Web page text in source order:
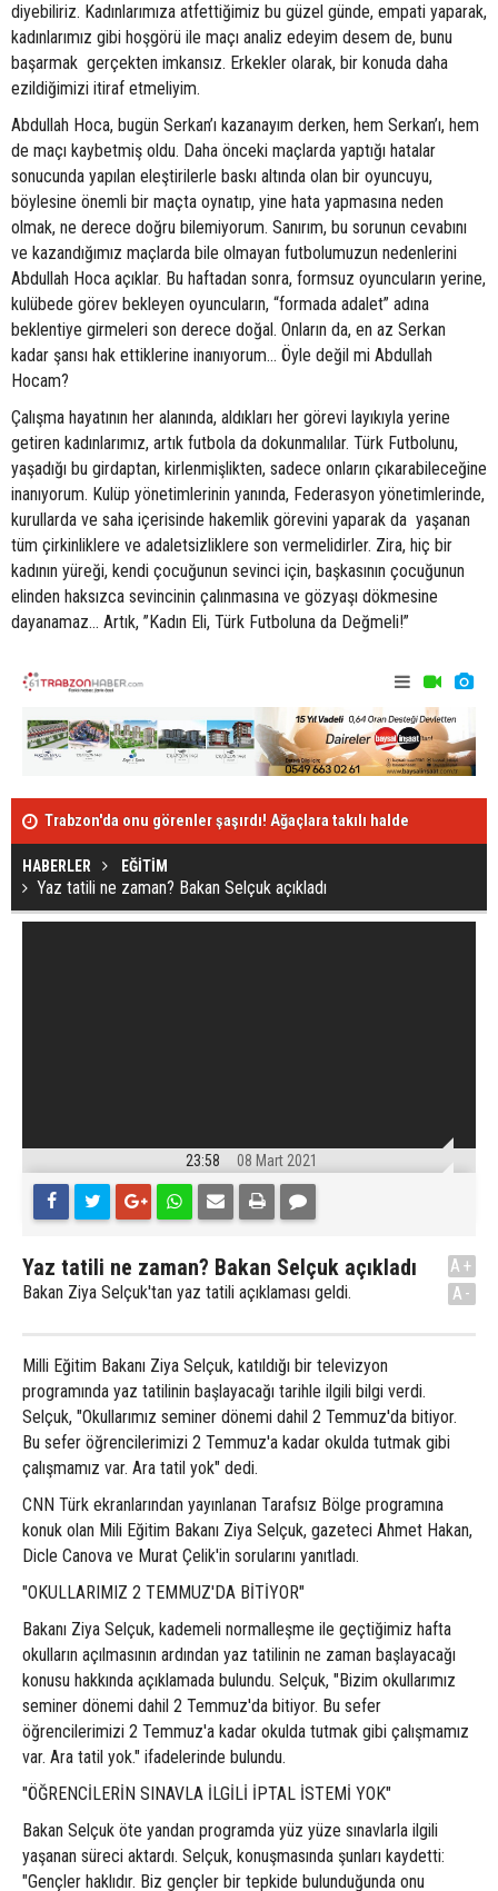
diyebiliriz. Kadınlarımıza atfettiğimiz bu güzel günde, empati yaparak,
kadınlarımız gibi hoşgörü ile maçı analiz edeyim desem de, bunu
başarmak gerçekten imkansız. Erkekler olarak, bir konuda daha
ezildiğimizi itiraf etmeliyim.
Abdullah Hoca, bugün Serkan’ı kazanayım derken, hem Serkan’ı, hem
de maçı kaybetmiş oldu. Daha önceki maçlarda yaptığı hatalar
sonucunda yapılan eleştirilerle baskı altında olan bir oyuncuyu,
böylesine önemli bir maçta oynatıp, yine hata yapmasına neden
olmak, ne derece doğru bilemiyorum. Sanırım, bu sorunun cevabını
ve kazandığımız maçlarda bile olmayan futbolumuzun nedenlerini
Abdullah Hoca açıklar. Bu haftadan sonra, formsuz oyuncuların yerine,
kulübede görev bekleyen oyuncuların, “formada adalet” adına
beklentiye girmeleri son derece doğal. Onların da, en az Serkan
kadar şansı hak ettiklerine inanıyorum… Öyle değil mi Abdullah
Hocam?
Çalışma hayatının her alanında, aldıkları her görevi layıkıyla yerine
getiren kadınlarımız, artık futbola da dokunmalılar. Türk Futbolunu,
yaşadığı bu girdaptan, kirlenmişlikten, sadece onların çıkarabileceğine
inanıyorum. Kulüp yönetimlerinin yanında, Federasyon yönetimlerinde,
kurullarda ve saha içerisinde hakemlik görevini yaparak da yaşanan
tüm çirkinliklere ve adaletsizliklere son vermelidirler. Zira, hiç bir
kadının yüreği, kendi çocuğunun sevinci için, başkasının çocuğunun
elinden haksızca sevincinin çalınmasına ve gözyaşı dökmesine
dayanamaz… Artık, ”Kadın Eli, Türk Futboluna da Değmeli!”
Trabzon'da onu görenler şaşırdı! Ağaçlara takılı halde
ölü bulundu
HABERLER EĞİTİM
Yaz tatili ne zaman? Bakan Selçuk açıkladı
23:58 08 Mart 2021
Yaz tatili ne zaman? Bakan Selçuk açıkladı
Bakan Ziya Selçuk'tan yaz tatili açıklaması geldi.
A+
A-
Milli Eğitim Bakanı Ziya Selçuk, katıldığı bir televizyon
programında yaz tatilinin başlayacağı tarihle ilgili bilgi verdi.
Selçuk, "Okullarımız seminer dönemi dahil 2 Temmuz'da bitiyor.
Bu sefer öğrencilerimizi 2 Temmuz'a kadar okulda tutmak gibi
çalışmamız var. Ara tatil yok" dedi.
CNN Türk ekranlarından yayınlanan Tarafsız Bölge programına
konuk olan Mili Eğitim Bakanı Ziya Selçuk, gazeteci Ahmet Hakan,
Dicle Canova ve Murat Çelik'in sorularını yanıtladı.
"OKULLARIMIZ 2 TEMMUZ'DA BİTİYOR"
Bakanı Ziya Selçuk, kademeli normalleşme ile geçtiğimiz hafta
okulların açılmasının ardından yaz tatilinin ne zaman başlayacağı
konusu hakkında açıklamada bulundu. Selçuk, "Bizim okullarımız
seminer dönemi dahil 2 Temmuz'da bitiyor. Bu sefer
öğrencilerimizi 2 Temmuz'a kadar okulda tutmak gibi çalışmamız
var. Ara tatil yok." ifadelerinde bulundu.
"ÖĞRENCİLERİN SINAVLA İLGİLİ İPTAL İSTEMİ YOK"
Bakan Selçuk öte yandan programda yüz yüze sınavlarla ilgili
yaşanan süreci aktardı. Selçuk, konuşmasında şunları kaydetti:
"Gençler haklıdır. Biz gençler bir tepkide bulunduğunda onu